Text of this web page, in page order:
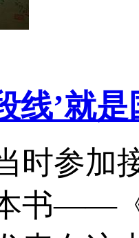
线’就
时参加
书——